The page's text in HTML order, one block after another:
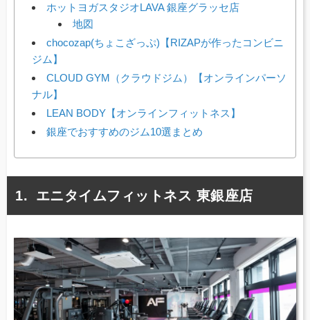
ホットヨガスタジオLAVA 銀座グラッセ店
地図
chocozap(ちょこざっぷ)【RIZAPが作ったコンビニ
ジム】
CLOUD GYM（クラウドジム）【オンラインパーソ
ナル】
LEAN BODY【オンラインフィットネス】
銀座でおすすめのジム10選まとめ
エニタイムフィットネス 東銀座店